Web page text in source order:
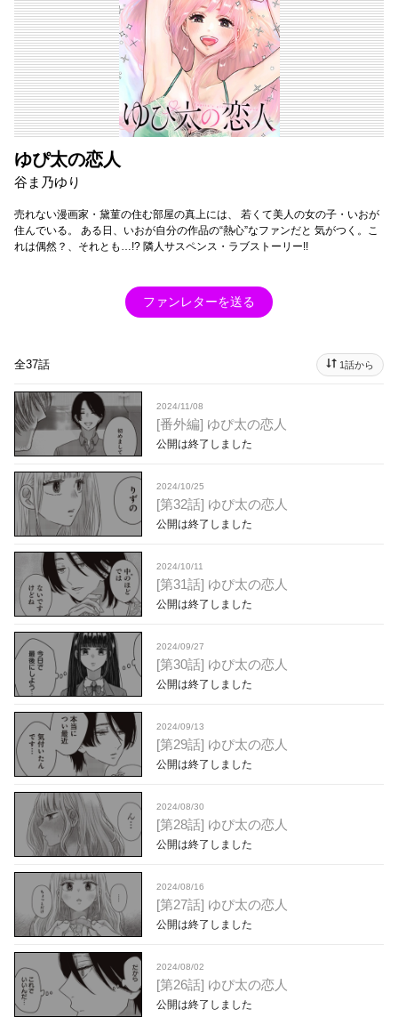
ゆぴ太の恋人
谷ま乃ゆり
売れない漫画家・黛菫の住む部屋の真上には、 若くて美人の女の子・いおが
住んでいる。 ある日、いおが自分の作品の“熱心”なファンだと 気がつく。こ
れは偶然？、それとも…!? 隣人サスペンス・ラブストーリー!!
ファンレターを送る
全37話 1話から
2024/11/08
[番外編] ゆぴ太の恋人
公開は終了しました
2024/10/25
[第32話] ゆぴ太の恋人
公開は終了しました
2024/10/11
[第31話] ゆぴ太の恋人
公開は終了しました
2024/09/27
[第30話] ゆぴ太の恋人
公開は終了しました
2024/09/13
[第29話] ゆぴ太の恋人
公開は終了しました
2024/08/30
[第28話] ゆぴ太の恋人
公開は終了しました
2024/08/16
[第27話] ゆぴ太の恋人
公開は終了しました
2024/08/02
[第26話] ゆぴ太の恋人
公開は終了しました